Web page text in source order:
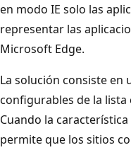
en modo IE solo las
representar las
Microsoft Edge.
La solución consiste en
configurables de la
Cuando la
permite que los sitios